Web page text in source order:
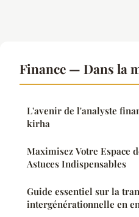
Finance — Dans la
L'avenir de l'analyste
kirha
Maximisez Votre Espace
Astuces Indispensables
Guide essentiel sur la
intergénérationnelle en